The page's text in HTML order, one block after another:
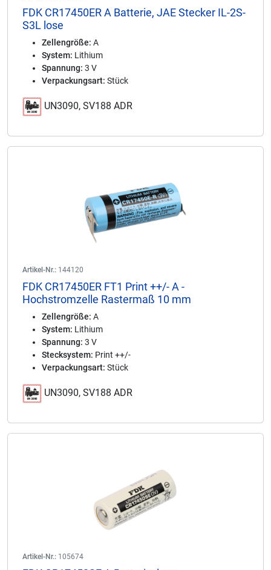
FDK CR17450ER A Batterie, JAE Stecker IL-2S-
S3L lose
Zellengröße: A
System: Lithium
Spannung: 3 V
Verpackungsart: Stück
UN3090, SV188 ADR
Artikel-Nr.: 144120
FDK CR17450ER FT1 Print ++/- A -
Hochstromzelle Rastermaß 10 mm
Zellengröße: A
System: Lithium
Spannung: 3 V
Stecksystem: Print ++/-
Verpackungsart: Stück
UN3090, SV188 ADR
Artikel-Nr.: 105674